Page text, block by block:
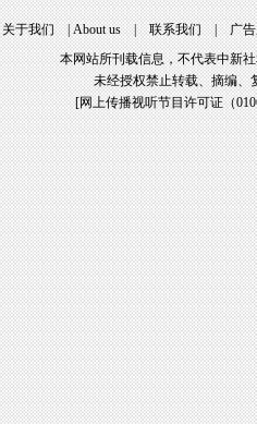
关于我们 | About u | 联系我们 | 广
本网站所刊载信息，不代表中新
未经授权禁止转载、摘编、
[网上传播视听节目许可证（